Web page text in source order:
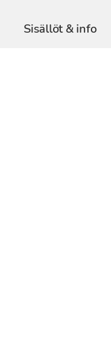
Sisällöt & info